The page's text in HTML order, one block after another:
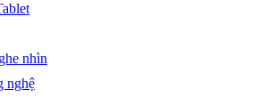
nhìn
nghệ